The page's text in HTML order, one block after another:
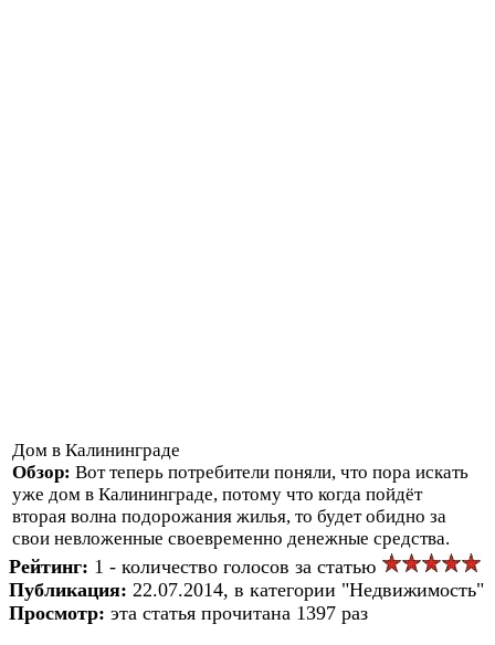
Дом в Калининграде
Обзор: Вот теперь потребители поняли, что пора искать
уже дом в Калининграде, потому что когда пойдёт
вторая волна подорожания жилья, то будет обидно за
свои невложенные своевременно денежные средства.
Рейтинг: 1 - количество голосов за статью
Публикация: 22.07.2014, в категории "Недвижимость"
Просмотр: эта статья прочитана 1397 раз